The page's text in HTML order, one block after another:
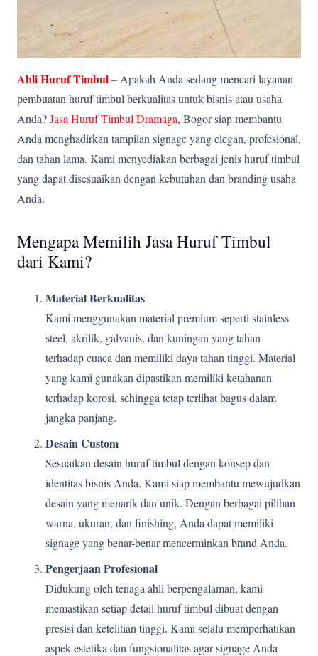
Ahli Huruf Timbul– Apakah Anda sedang mencari layanan
pembuatan huruf timbul berkualitas untuk bisnis atau usaha
Anda?Jasa Huruf Timbul Dramaga, Bogor siap membantu
Anda menghadirkan tampilan signage yang elegan, profesional,
dan tahan lama. Kami menyediakan berbagai jenis huruf timbul
yang dapat disesuaikan dengan kebutuhan dan branding usaha
Anda.
Mengapa Memilih Jasa Huruf Timbul
dari Kami?
Material Berkualitas
Kami menggunakan material premium seperti stainless
steel, akrilik, galvanis, dan kuningan yang tahan
terhadap cuaca dan memiliki daya tahan tinggi. Material
yang kami gunakan dipastikan memiliki ketahanan
terhadap korosi, sehingga tetap terlihat bagus dalam
jangka panjang.
Desain Custom
Sesuaikan desain huruf timbul dengan konsep dan
identitas bisnis Anda. Kami siap membantu mewujudkan
desain yang menarik dan unik. Dengan berbagai pilihan
warna, ukuran, dan finishing, Anda dapat memiliki
signage yang benar-benar mencerminkan brand Anda.
Pengerjaan Profesional
Didukung oleh tenaga ahli berpengalaman, kami
memastikan setiap detail huruf timbul dibuat dengan
presisi dan ketelitian tinggi. Kami selalu memperhatikan
aspek estetika dan fungsionalitas agar signage Anda